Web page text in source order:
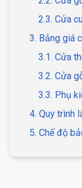
2.3. Cửa
3. Bảng giá
3.1. Cửa
3.2. Cửa
3.3. Phụ
4. Quy trình
5. Chế độ